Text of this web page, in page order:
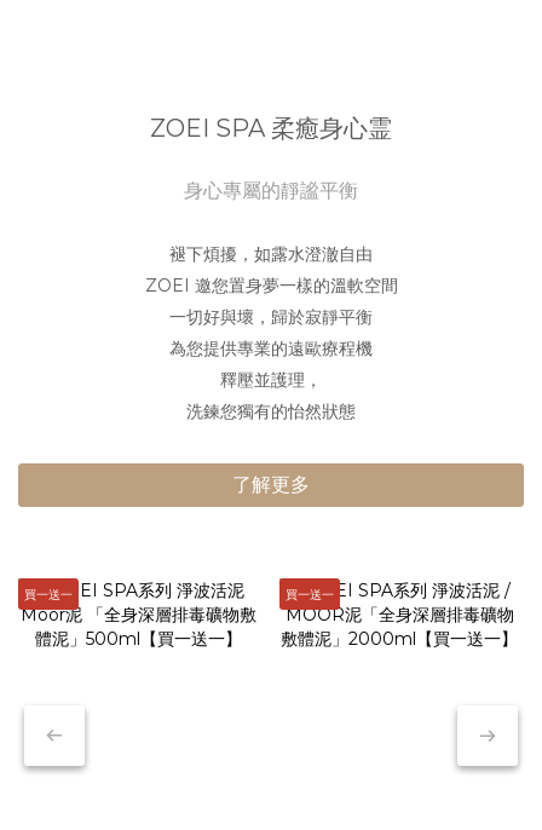
ZOEI SPA 柔癒身心霊
身心專屬的靜謐平衡
褪下煩擾，如露水澄澈自由
ZOEI 邀您置身夢一樣的溫軟空間
一切好與壞，歸於寂靜平衡
為您提供專業的遠歐療程機
釋壓並護理，
洗鍊您獨有的怡然狀態
了解更多
買一送一 買一送一